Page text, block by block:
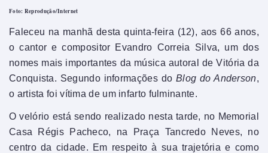
Foto: Reprodução/Internet
Faleceu na manhã desta quinta-feira (12), aos 66 anos,
o cantor e compositor Evandro Correia Silva, um dos
nomes mais importantes da música autoral de Vitória da
Conquista. Segundo informações do Blog do Anderson,
o artista foi vítima de um infarto fulminante.
O velório está sendo realizado nesta tarde, no Memorial
Casa Régis Pacheco, na Praça Tancredo Neves, no
centro da cidade. Em respeito à sua trajetória e como